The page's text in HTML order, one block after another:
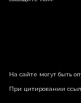
На сайте могут быть
При цитировании